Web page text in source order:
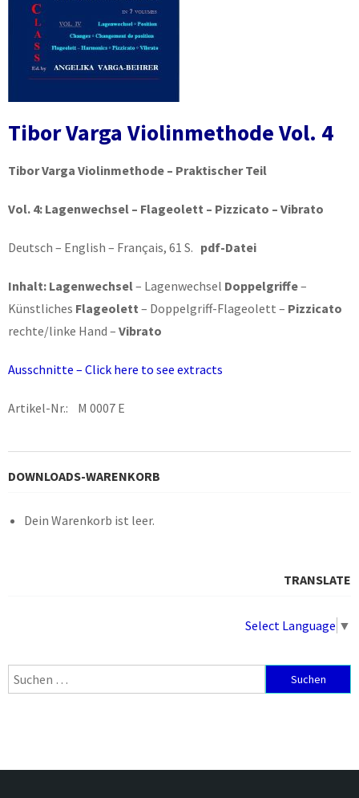
Tibor Varga Violinmethode Vol. 4
Tibor Varga Violinmethode – Praktischer Teil
Vol. 4: Lagenwechsel – Flageolett – Pizzicato – Vibrato
Deutsch – English – Français, 61 S. pdf-Datei
Inhalt: Lagenwechsel– Lagenwechsel Doppelgriffe–
Künstliches Flageolett – Doppelgriff-Flageolett – Pizzicato
rechte/linke Hand – Vibrato
Ausschnitte – Click here to see extracts
Artikel-Nr.: M 0007 E
DOWNLOADS-WARENKORB
Dein Warenkorb ist leer.
TRANSLATE
Select Language ▼
Suchen
nach: